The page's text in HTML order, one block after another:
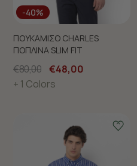
-40%
ΠΟΥΚΑΜΙΣΟ CHARLES
ΠΟΠΛΙΝΑ SLIM FIT
€80,00 €48,00
+ 1 Colors